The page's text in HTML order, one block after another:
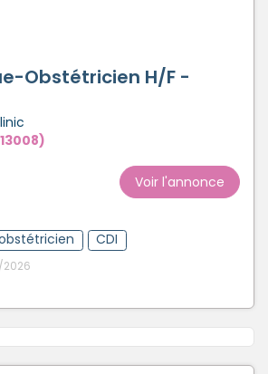
Obstétricien H/F -
Voir l'annonce
CDI